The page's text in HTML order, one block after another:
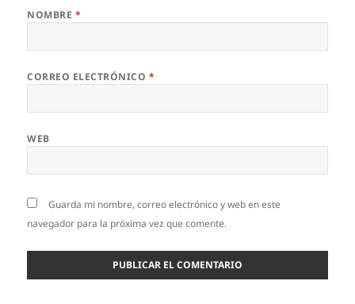
NOMBRE *
CORREO ELECTRÓNICO *
WEB
Guarda mi nombre, correo electrónico y web en este
navegador para la próxima vez que comente.